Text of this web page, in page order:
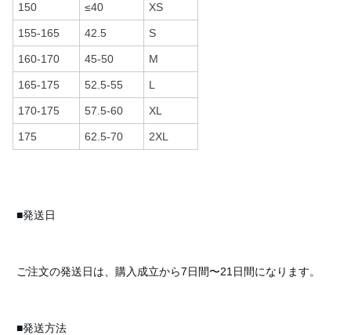
150 ≤40 XS
155-165 42.5 S
160-170 45-50 M
165-175 52.5-55 L
170-175 57.5-60 XL
175 62.5-70 2XL
■発送日
ご注文の発送日は、購入成立から7日間〜21日間になります。
■発送方法